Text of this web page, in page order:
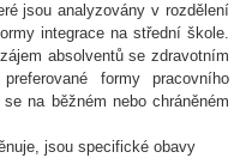
jsou analyzovány v rozdělení
integrace na střední škole.
absolventů se zdravotním
formy pracovního
na běžném nebo chráněném
jsou specifické obavy